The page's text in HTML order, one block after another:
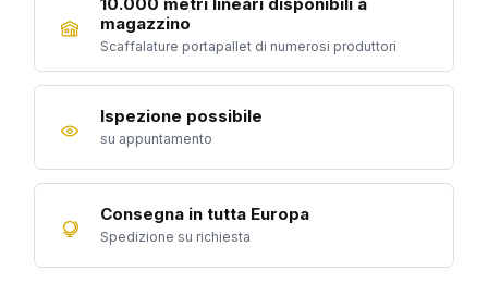
magazzino
Scaffalature portapallet di numerosi produttori
Ispezione possibile
su appuntamento
Consegna in tutta Europa
Spedizione su richiesta